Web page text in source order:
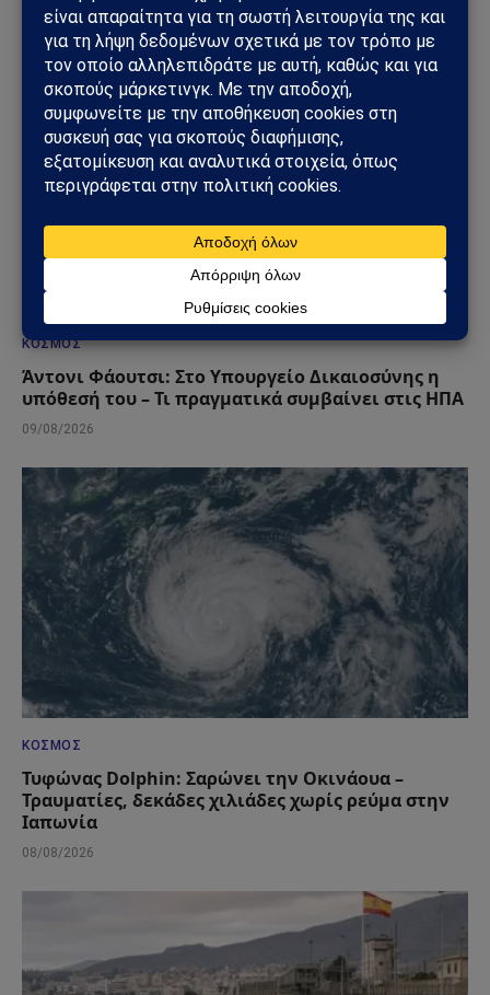
09/08/2026
ΚΌΣΜΟΣ
Άντονι Φάουτσι: Στο Υπουργείο Δικαιοσύνης η
υπόθεσή του – Τι πραγματικά συμβαίνει στις ΗΠΑ
09/08/2026
ΚΌΣΜΟΣ
Τυφώνας Dolphin: Σαρώνει την Οκινάουα –
Τραυματίες, δεκάδες χιλιάδες χωρίς ρεύμα στην
Ιαπωνία
08/08/2026